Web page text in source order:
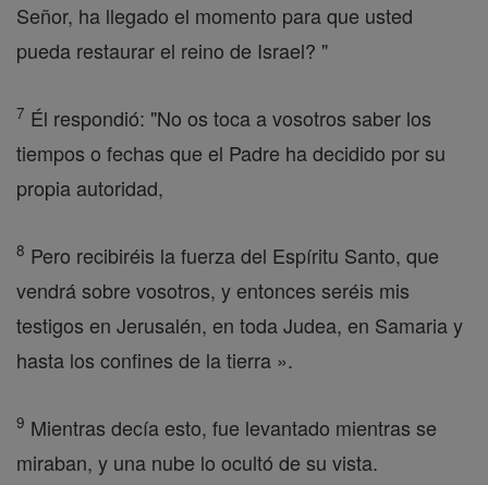
Señor, ha llegado el momento para que usted
pueda restaurar el reino de Israel? "
7 Él respondió: "No os toca a vosotros saber los
tiempos o fechas que el Padre ha decidido por su
propia autoridad,
8 Pero recibiréis la fuerza del Espíritu Santo, que
vendrá sobre vosotros, y entonces seréis mis
testigos en Jerusalén, en toda Judea, en Samaria y
hasta los confines de la tierra ».
9 Mientras decía esto, fue levantado mientras se
miraban, y una nube lo ocultó de su vista.